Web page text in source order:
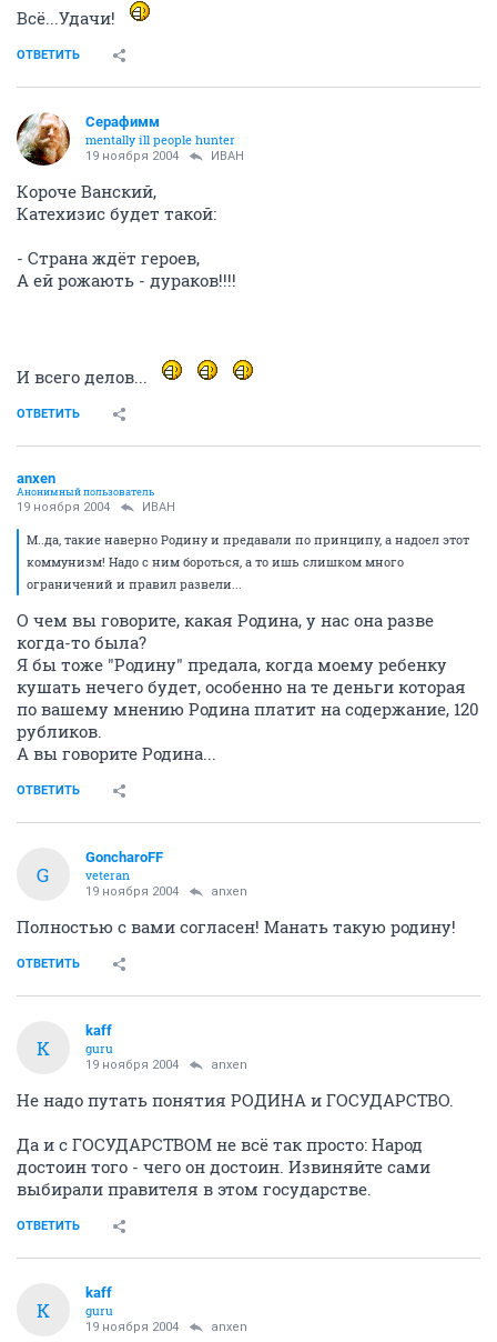
Всё...Удачи!
ОТВЕТИТЬ
Серафимм
mentally ill people hunter
19 ноября 2004 ИBАH
Короче Ванский,
Катехизис будет такой:
- Страна ждёт героев,
А ей рожають - дураков!!!!
И всего делов...
ОТВЕТИТЬ
anxen
Анонимный пользователь
19 ноября 2004 ИBАH
М..да, такие наверно Родину и предавали по принципу, а надоел этот
коммунизм! Надо с ним бороться, а то ишь слишком много
ограничений и правил развели...
О чем вы говорите, какая Родина, у нас она разве
когда-то была?
Я бы тоже "Родину" предала, когда моему ребенку
кушать нечего будет, особенно на те деньги которая
по вашему мнению Родина платит на содержание, 120
рубликов.
А вы говорите Родина...
ОТВЕТИТЬ
G
GoncharoFF
veteran
19 ноября 2004 anxen
Полностью с вами согласен! Манать такую родину!
ОТВЕТИТЬ
K
kaff
guru
19 ноября 2004 anxen
Не надо путать понятия РОДИНА и ГОСУДАРСТВО.
Да и с ГОСУДАРСТВОМ не всё так просто: Народ
достоин того - чего он достоин. Извиняйте сами
выбирали правителя в этом государстве.
ОТВЕТИТЬ
K
kaff
guru
19 ноября 2004 anxen